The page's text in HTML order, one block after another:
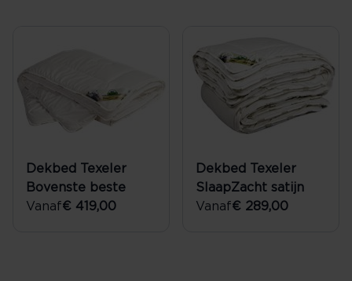
Dekbed Texeler
Bovenste beste
Vanaf€ 419,00
Dekbed Texeler
SlaapZacht satijn
Vanaf€ 289,00